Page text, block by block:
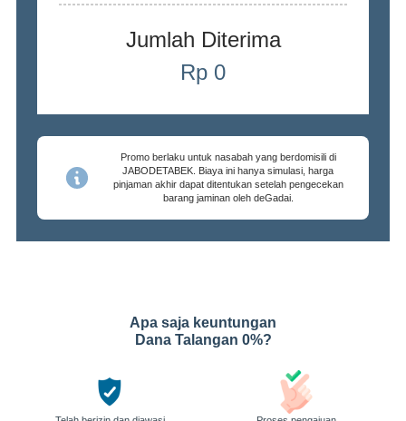
Jumlah Diterima
Rp 0
Promo berlaku untuk nasabah yang berdomisili di
JABODETABEK. Biaya ini hanya simulasi, harga
pinjaman akhir dapat ditentukan setelah pengecekan
barang jaminan oleh deGadai.
Apa saja keuntungan
Dana Talangan 0%?